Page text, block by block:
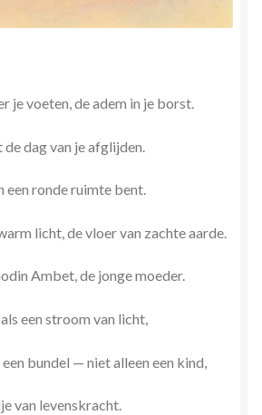
je voeten, de adem in je borst.
dag van je afglijden.
een ronde ruimte bent.
licht, de vloer van zachte aarde.
Ambet, de jonge moeder.
een stroom van licht,
bundel — niet alleen een kind,
van levenskracht.